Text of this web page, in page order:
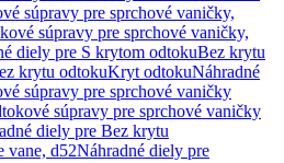
súpravy pre sprchové vaničky,
súpravy pre sprchové vaničky,
diely pre S krytom odtokuBez krytu
krytu odtokuKryt odtokuNáhradné
súpravy pre sprchové vaničky
súpravy pre sprchové vaničky
diely pre Bez krytu
vane, d52Náhradné diely pre